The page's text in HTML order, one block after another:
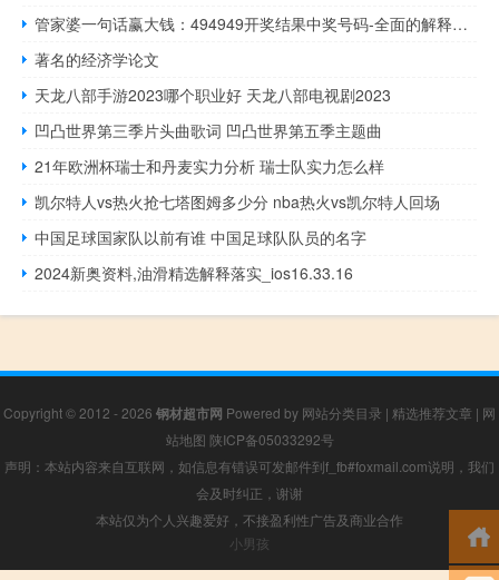
管家婆一句话赢大钱：494949开奖结果中奖号码-全面的解释解答-3424.PL.296
著名的经济学论文
天龙八部手游2023哪个职业好 天龙八部电视剧2023
凹凸世界第三季片头曲歌词 凹凸世界第五季主题曲
21年欧洲杯瑞士和丹麦实力分析 瑞士队实力怎么样
凯尔特人vs热火抢七塔图姆多少分 nba热火vs凯尔特人回场
中国足球国家队以前有谁 中国足球队队员的名字
2024新奥资料,油滑精选解释落实_ios16.33.16
Copyright © 2012 - 2026 钢材超市网 Powered by 网站分类目录 | 精选推荐文章 | 网
站地图 陕ICP备05033292号
声明：本站内容来自互联网，如信息有错误可发邮件到f_fb#foxmail.com说明，我们
会及时纠正，谢谢
本站仅为个人兴趣爱好，不接盈利性广告及商业合作
小男孩